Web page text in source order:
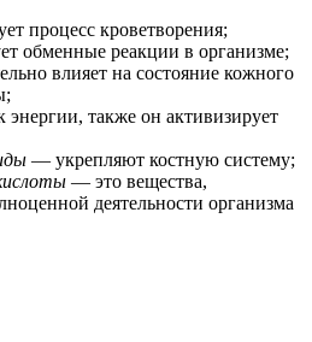
процесс кроветворения;
обменные реакции в организме;
влияет на состояние кожного
также он активизирует
— укрепляют костную систему;
— это вещества,
деятельности организма